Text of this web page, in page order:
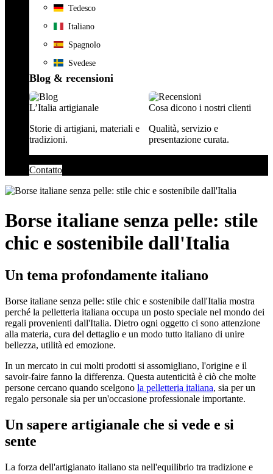
Tedesco
Italiano
Spagnolo
Svedese
Blog & recensioni
L’Italia artigianale
Storie di artigiani, materiali e
tradizioni.
Cosa dicono i nostri clienti
Qualità, servizio e
presentazione curata.
Contatto
Borse italiane senza pelle: stile
chic e sostenibile dall'Italia
Un tema profondamente italiano
Borse italiane senza pelle: stile chic e sostenibile dall'Italia mostra
perché la pelletteria italiana occupa un posto speciale nel mondo dei
regali provenienti dall'Italia. Dietro ogni oggetto ci sono attenzione
alla materia, cura del dettaglio e un modo tutto italiano di unire
bellezza, utilità ed emozione.
In un mercato in cui molti prodotti si assomigliano, l'origine e il
savoir-faire fanno la differenza. Questa autenticità è ciò che molte
persone cercano quando scelgono la pelletteria italiana, sia per un
regalo personale sia per un'occasione professionale importante.
Un sapere artigianale che si vede e si
sente
La forza dell'artigianato italiano sta nell'equilibrio tra tradizione e